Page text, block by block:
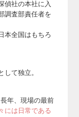
偵社の本社に入
調査部責任者を
本全国はもちろ
して独立。
長年、現場の最前
には日常である